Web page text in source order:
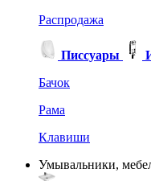
Распродажа
Писсуары
Бачок
Рама
Клавиши
Умывальники,